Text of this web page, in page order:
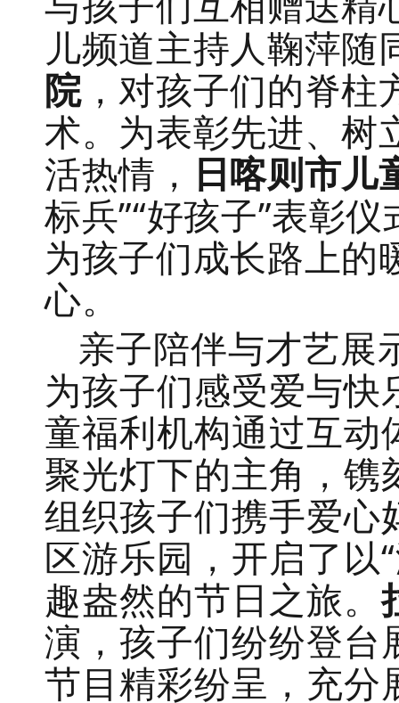
儿频道主持人鞠萍随
院，对孩子们的脊柱
术。为表彰先进、树
活热情， 日喀则市儿
标兵”“好孩子”表彰
为孩子们成长路上的
心。
亲子陪伴与才艺展
为孩子们感受爱与
童福利机构通过互动
聚光灯下的主角，镌
组织孩子们携手爱心
区游乐园，开启了以
趣盎然的节日之旅。
演，孩子们纷纷登台
节目精彩纷呈，充分